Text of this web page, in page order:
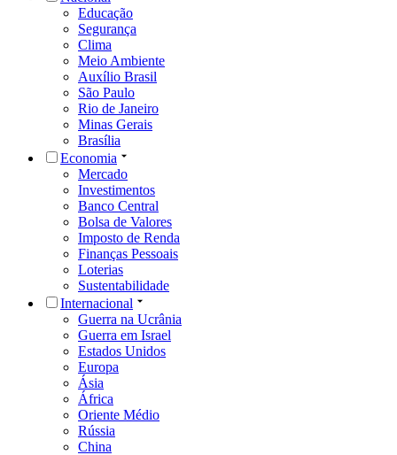
Educação
Segurança
Clima
Meio Ambiente
Auxílio Brasil
São Paulo
Rio de Janeiro
Minas Gerais
Brasília
Economia
Mercado
Investimentos
Banco Central
Bolsa de Valores
Imposto de Renda
Finanças Pessoais
Loterias
Sustentabilidade
Internacional
Guerra na Ucrânia
Guerra em Israel
Estados Unidos
Europa
Ásia
África
Oriente Médio
Rússia
China